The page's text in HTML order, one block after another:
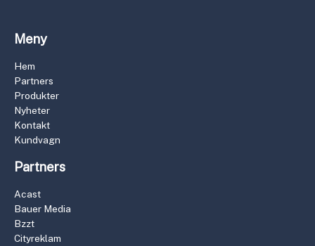
Meny
Hem
Partners
Produkter
Nyheter
Kontakt
Kundvagn
Partners
Acast
Bauer Media
Bzzt
Cityreklam